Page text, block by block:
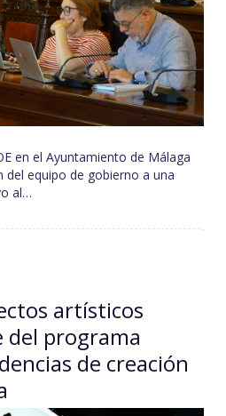
en el Ayuntamiento de Málaga
equipo de gobierno a una
al…
artísticos
programa
de creación